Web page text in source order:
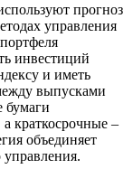
прогноз
управления
инвестиций
и иметь
выпусками
бумаги
краткосрочные –
объединяет
управления.